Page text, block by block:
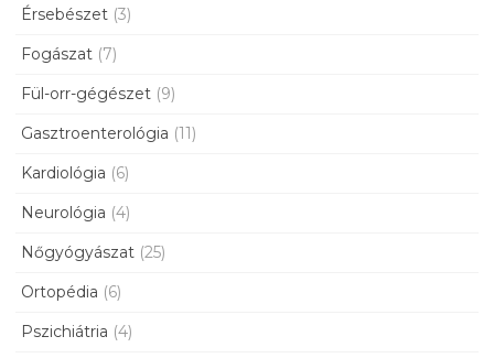
Érsebészet (3)
Fogászat (7)
Fül-orr-gégészet (9)
Gasztroenterológia (11)
Kardiológia (6)
Neurológia (4)
Nőgyógyászat (25)
Ortopédia (6)
Pszichiátria (4)